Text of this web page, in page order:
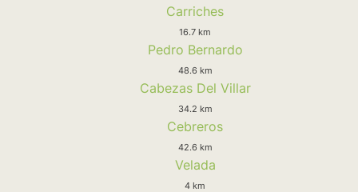
Carriches
16.7 km
Pedro Bernardo
48.6 km
Cabezas Del Villar
34.2 km
Cebreros
42.6 km
Velada
4 km